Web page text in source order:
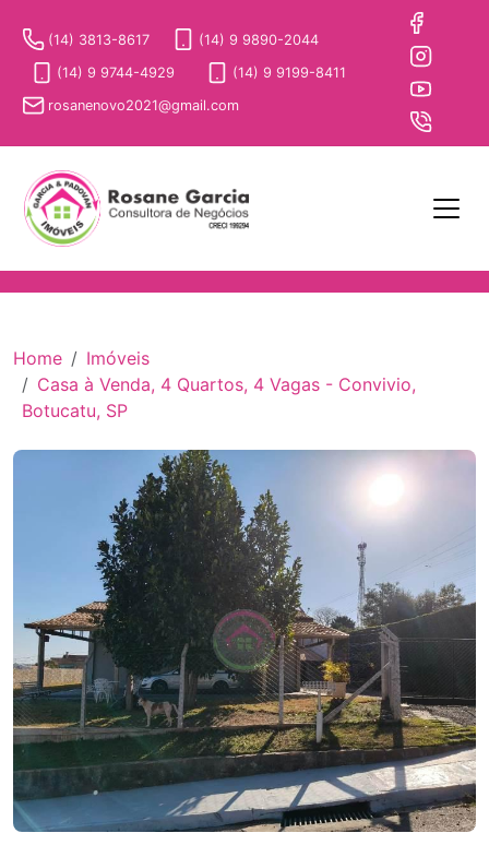
(14) 3813-8617 (14) 9 9890-2044
(14) 9 9744-4929 (14) 9 9199-8411
rosanenovo2021@gmail.com
Home
Imóveis
Casa à Venda, 4 Quartos, 4 Vagas - Convivio,
Botucatu, SP